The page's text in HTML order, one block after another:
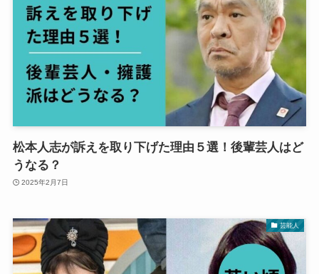
松本人志が訴えを取り下げた理由５選！後輩芸人はど
うなる？
2025年2月7日
芸能人